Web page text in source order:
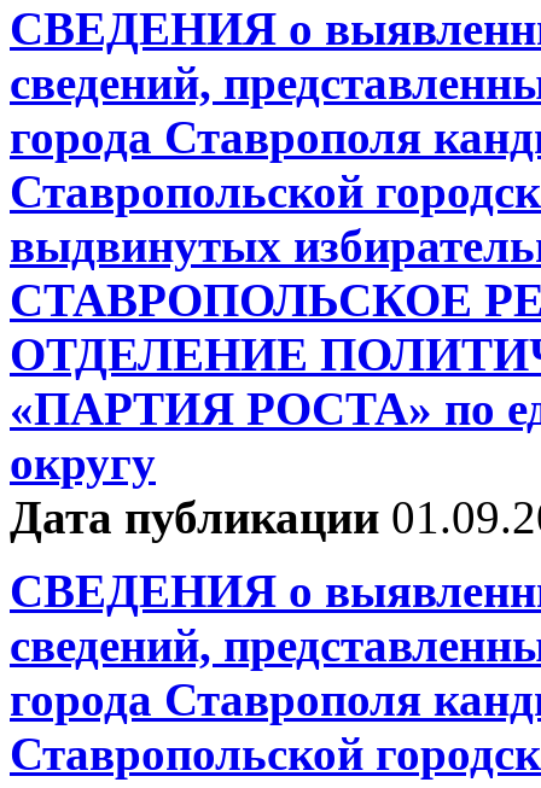
СВЕДЕНИЯ о
сведений,
города Ставрополя
Ставропольской
выдвинутых
СТАВРОПОЛЬСКОЕ
ОТДЕЛЕНИЕ
«ПАРТИЯ РОСТА» по
округу
Дата публикации
СВЕДЕНИЯ о
сведений,
города Ставрополя
Ставропольской